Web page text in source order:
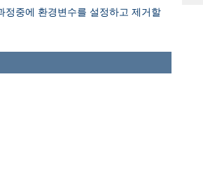
정중에 환경변수를 설정하고 제거할